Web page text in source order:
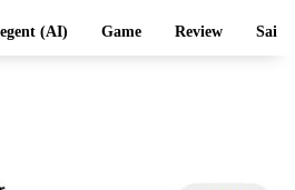
(AI) Game Review Sains